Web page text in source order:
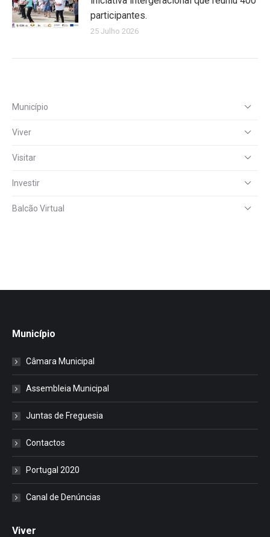
participantes.
25 Julho 2026
Município
Viver
Visitar
Investir
Balcão Virtual
Município
Câmara Municipal
Assembleia Municipal
Juntas de Freguesia
Contactos
Portugal 2020
Canal de Denúncias
Viver